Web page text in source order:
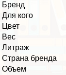
Бренд
Для кого
Цвет
Вес
Литраж
Страна бренда
Объем